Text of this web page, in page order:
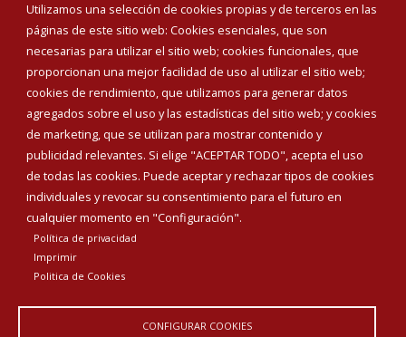
Utilizamos una selección de cookies propias y de terceros en las
páginas de este sitio web: Cookies esenciales, que son
necesarias para utilizar el sitio web; cookies funcionales, que
proporcionan una mejor facilidad de uso al utilizar el sitio web;
cookies de rendimiento, que utilizamos para generar datos
agregados sobre el uso y las estadísticas del sitio web; y cookies
de marketing, que se utilizan para mostrar contenido y
publicidad relevantes. Si elige "ACEPTAR TODO", acepta el uso
de todas las cookies. Puede aceptar y rechazar tipos de cookies
individuales y revocar su consentimiento para el futuro en
cualquier momento en "Configuración".
Política de privacidad
Imprimir
Politica de Cookies
CONFIGURAR COOKIES